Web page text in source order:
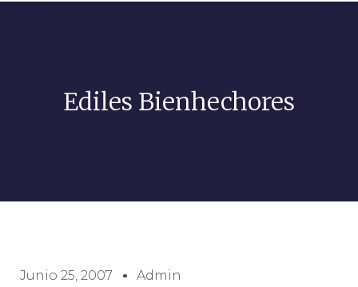
Ediles Bienhechores
Junio 25, 2007 Admin